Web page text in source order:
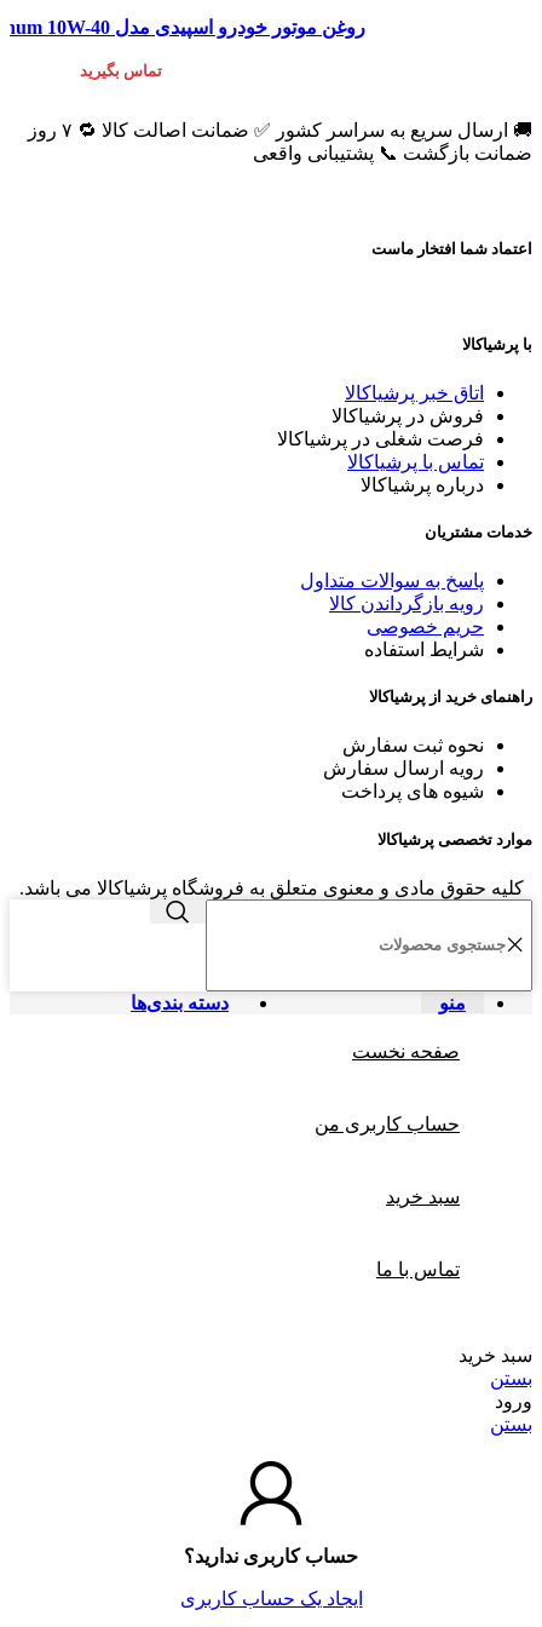
روغن موتور خودرو اسپیدی مدل Platinum 10W-40 حجم 4 لیتر
تماس بگیرید
🚚 ارسال سریع به سراسر کشور ✅ ضمانت اصالت کالا 🔁 ۷ روز
ضمانت بازگشت 📞 پشتیبانی واقعی
اعتماد شما افتخار ماست
با پرشیاکالا
اتاق خبر پرشیاکالا
فروش در پرشیاکالا
فرصت شغلی در پرشیاکالا
تماس با پرشیاکالا
درباره پرشیاکالا
خدمات مشتریان
پاسخ به سوالات متداول
رویه بازگرداندن کالا
حریم خصوصی
شرایط استفاده
راهنمای خرید از پرشیاکالا
نحوه ثبت سفارش
رویه ارسال سفارش
شیوه های پرداخت
موارد تخصصی پرشیاکالا
کلیه حقوق مادی و معنوی متعلق به فروشگاه پرشیاکالا می باشد.
منو دسته بندی‌ها
صفحه نخست
حساب کاربری من
سبد خرید
تماس با ما
سبد خرید
بستن
ورود
بستن
حساب کاربری ندارید؟
ایجاد یک حساب کاربری